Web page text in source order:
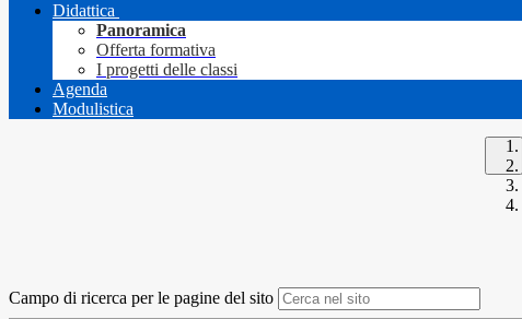
Didattica
Panoramica
Offerta formativa
I progetti delle classi
Agenda
Modulistica
Campo di ricerca per le pagine del sito